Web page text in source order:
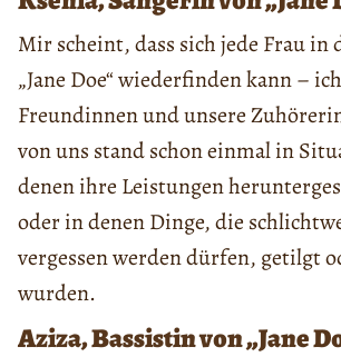
Mir scheint, dass sich jede Frau in
„Jane Doe“ wiederfinden kann –
Freundinnen und unsere
von uns stand schon einmal in
denen ihre Leistungen
oder in denen Dinge, die
vergessen werden dürfen, getilgt
wurden.
Aziza, Bassistin von „Jane